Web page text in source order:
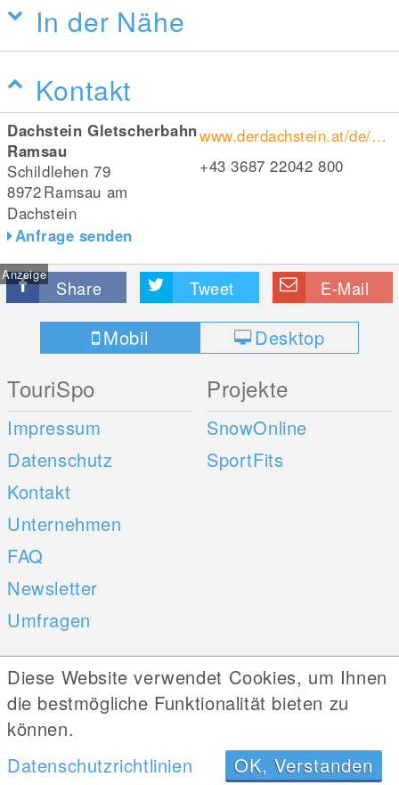
In der Nähe
Kontakt
Dachstein Gletscherbahn
Ramsau
Schildlehen 79
8972Ramsau am
Dachstein
Anfrage senden
www.derdachstein.at/de/dachstein-gletscherwelt/Attraktionen/eispalast
+43 3687 22042 800
Anzeige
Share Tweet E-Mail
Mobil Desktop
TouriSpo
Impressum
Datenschutz
Kontakt
Unternehmen
FAQ
Newsletter
Umfragen
Projekte
SnowOnline
SportFits
Mobile Apps
iOS
Android
Social Web
Diese Website verwendet Cookies, um Ihnen
die bestmögliche Funktionalität bieten zu
können.
Datenschutzrichtlinien
OK, Verstanden